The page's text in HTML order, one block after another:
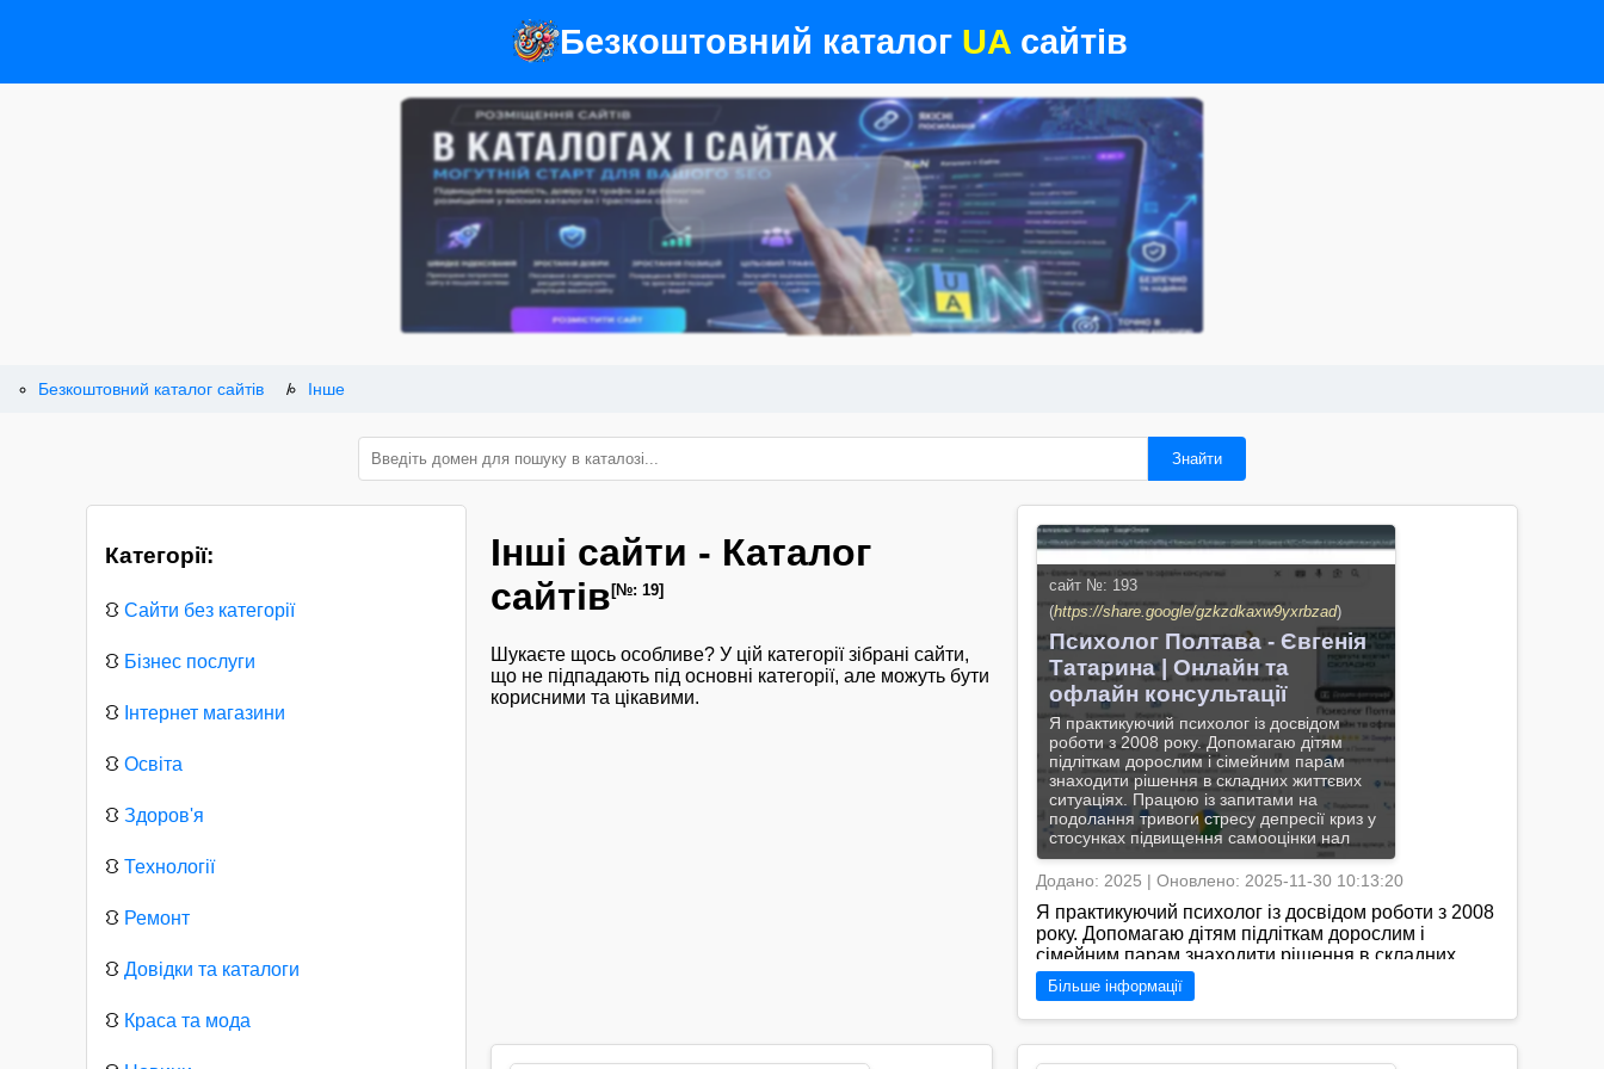
Безкоштовний каталог UA сайтів
Безкоштовний каталог сайтів Інше
Знайти
Категорії:
⛻ Сайти без категорії
⛻ Бізнес послуги
⛻ Інтернет магазини
⛻ Освіта
⛻ Здоров'я
⛻ Технології
⛻ Ремонт
⛻ Довідки та каталоги
⛻ Краса та мода
Інші сайти - Каталог
сайтів [№: 19]
Шукаєте щось особливе? У цій категорії зібрані сайти,
що не підпадають під основні категорії, але можуть бути
корисними та цікавими.
сайт №: 193
(https://share.google/gzkzdkaxw9yxrbzad)
Психолог Полтава - Євгенія
Татарина | Онлайн та
офлайн консультації
Я практикуючий психолог із досвідом
роботи з 2008 року. Допомагаю дітям
підліткам дорослим і сімейним парам
знаходити рішення в складних життєвих
ситуаціях. Працюю із запитами на
подолання тривоги стресу депресії криз у
стосунках підвищення самооцінки нал
Додано: 2025 | Оновлено: 2025-11-30 10:13:20
Я практикуючий психолог із досвідом роботи з 2008
року. Допомагаю дітям підліткам дорослим і
сімейним парам знаходити рішення в складних
життєвих ситуаціях. Працюю із запитами на
подолання тривоги стресу депресії криз у стосунках
підвищення самооцінки налагодження дитячо-
батьківських відносин.Приймаю у Полтаві та
проводжу онлайн-консультації для зручності
Більше інформації